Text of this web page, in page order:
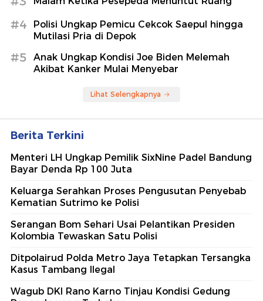
#4
Polisi Ungkap Pemicu Cekcok Saepul hingga
Mutilasi Pria di Depok
#5
Anak Ungkap Kondisi Joe Biden Melemah
Akibat Kanker Mulai Menyebar
Lihat Selengkapnya
Berita Terkini
Menteri LH Ungkap Pemilik SixNine Padel Bandung
Bayar Denda Rp 100 Juta
Keluarga Serahkan Proses Pengusutan Penyebab
Kematian Sutrimo ke Polisi
Serangan Bom Sehari Usai Pelantikan Presiden
Kolombia Tewaskan Satu Polisi
Ditpolairud Polda Metro Jaya Tetapkan Tersangka
Kasus Tambang Ilegal
Wagub DKI Rano Karno Tinjau Kondisi Gedung